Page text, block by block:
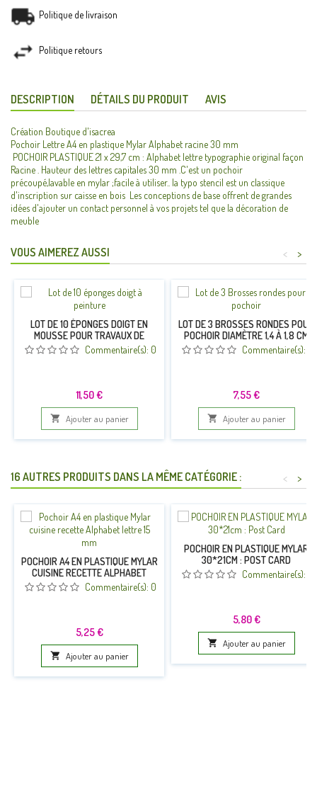
Politique de livraison
Politique retours
DESCRIPTION DÉTAILS DU PRODUIT AVIS
Création Boutique d'isacrea
Pochoir Lettre A4 en plastique Mylar Alphabet racine 30 mm
POCHOIR PLASTIQUE 21 x 29,7 cm : Alphabet lettre typographie original façon
Racine . Hauteur des lettres capitales 30 mm .C'est un pochoir
précoupé,lavable en mylar ;facile à utiliser.. la typo stencil est un classique
d'inscription sur caisse en bois Les conceptions de base offrent de grandes
idées d'ajouter un contact personnel à vos projets tel que la décoration de
meuble
VOUS AIMEREZ AUSSI >
<
LOT DE 10 ÉPONGES DOIGT EN
MOUSSE POUR TRAVAUX DE
PEINTURE , POCHOIRS,
DÉCORATION DE MAISON DIY
Commentaire(s): 0
Prix
11,50 €
 Ajouter au panier
LOT DE 3 BROSSES RONDES POUR
POCHOIR DIAMÈTRE 1,4 À 1,8 CM
Commentaire(s):
Prix
7,55 €
 Ajouter au panier
16 AUTRES PRODUITS DANS LA MÊME CATÉGORIE : >
<
POCHOIR A4 EN PLASTIQUE MYLAR
CUISINE RECETTE ALPHABET
LETTRE 15 MM
Commentaire(s): 0
Prix
5,25 €
 Ajouter au panier
POCHOIR EN PLASTIQUE MYLAR
30*21CM : POST CARD
Commentaire(s):
Prix
5,80 €
 Ajouter au panier